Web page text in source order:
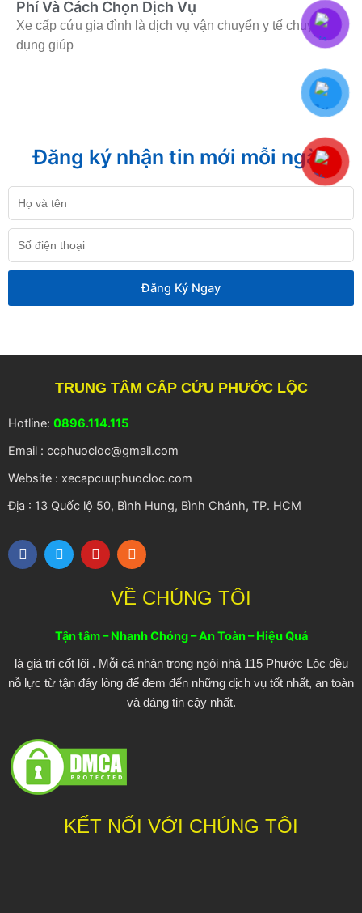
Phí Và Cách Chọn Dịch Vụ
Xe cấp cứu gia đình là dịch vụ vận chuyển y tế chuyên
dụng giúp
Đăng ký nhận tin mới mỗi ngày
và
tên
điện
thoại
Đăng Ký Ngay
TRUNG TÂM CẤP CỨU PHƯỚC LỘC
Hotline: 0896.114.115
Email : ccphuocloc@gmail.com
Website : xecapcuuphuocloc.com
Địa : 13 Quốc lộ 50, Bình Hung, Bình Chánh, TP. HCM
F
a
T
w
r
Y
o
e
R
s
VỀ CHÚNG TÔI
Tận tâm – Nhanh Chóng – An Toàn – Hiệu Quả
là giá trị cốt lõi . Mỗi cá nhân trong ngôi nhà 115 Phước Lôc đều
nỗ lực từ tận đáy lòng để đem đến những dịch vụ tốt nhất, an toàn
và đáng tin cậy nhất.
KẾT NỐI VỚI CHÚNG TÔI